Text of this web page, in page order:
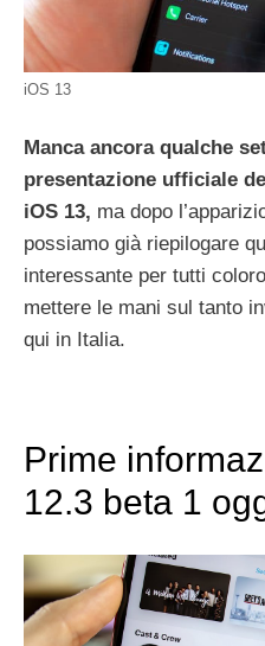
iOS 13
Manca ancora qualche
presentazione ufficiale
iOS 13, ma dopo
possiamo già riepilogare
interessante per tutti
mettere le mani sul tanto
qui in Italia.
Prime
12.3 beta 1